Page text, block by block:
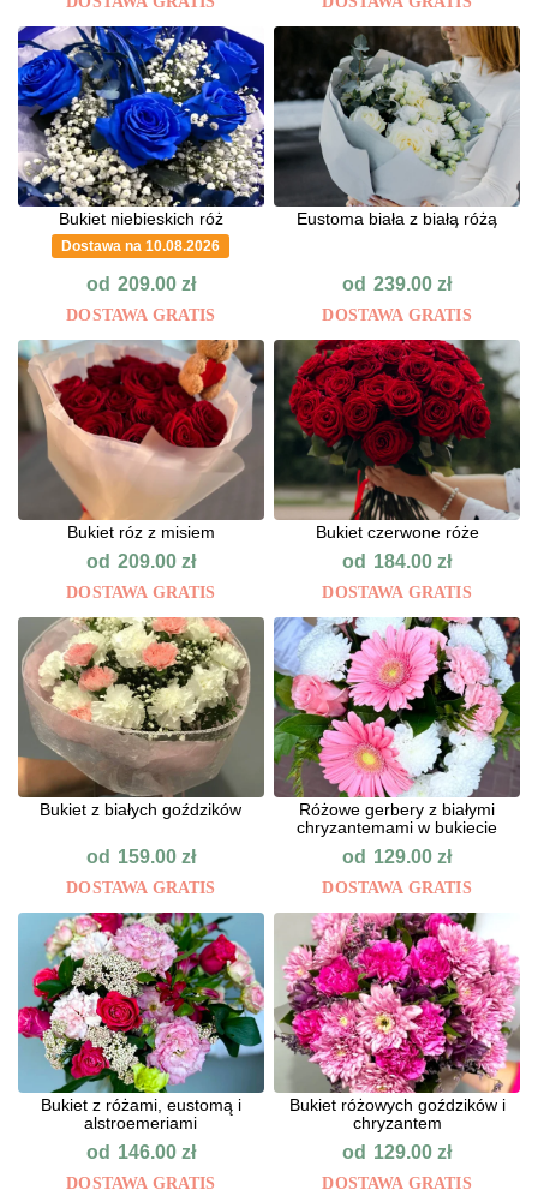
Bukiet niebieskich róż
Dostawa na 10.08.2026
od 209.00 zł
DOSTAWA GRATIS
Eustoma biała z białą różą
od 239.00zł
DOSTAWA GRATIS
Bukiet róz z misiem
od 209.00 zł
DOSTAWA GRATIS
Bukiet czerwone róże
od 184.00zł
DOSTAWA GRATIS
Bukiet z białych goździków
od 159.00 zł
DOSTAWA GRATIS
Różowe gerbery z białymi
chryzantemami w bukiecie
od 129.00zł
DOSTAWA GRATIS
Bukiet z różami, eustomą i
alstroemeriami
od 146.00 zł
DOSTAWA GRATIS
Bukiet różowych goździków i
chryzantem
od 129.00zł
DOSTAWA GRATIS